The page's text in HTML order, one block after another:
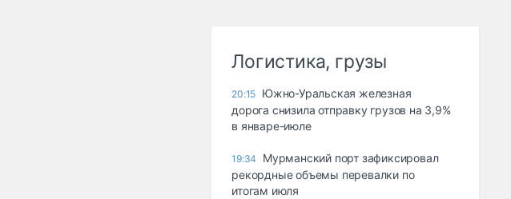
Логистика, грузы
20:15 Южно-Уральская железная
дорога снизила отправку грузов на 3,9%
в январе-июле
19:34
Мурманский порт зафиксировал
рекордные объемы перевалки по
итогам июля